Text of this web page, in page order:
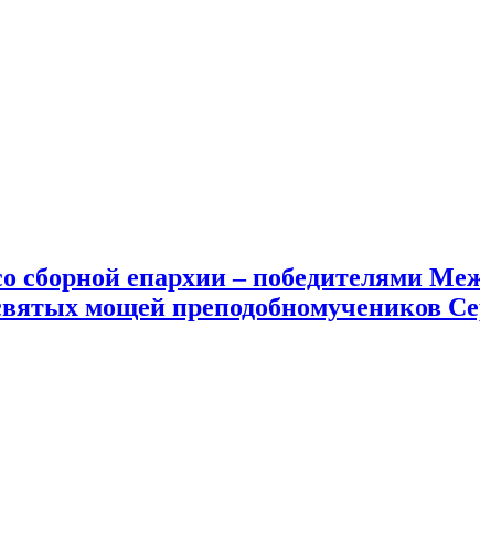
епархии – победителями
мощей преподобномучеников